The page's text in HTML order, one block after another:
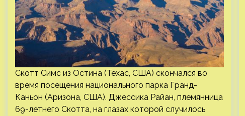
Скотт Симс из Остина (Техас, США) скончался во
время посещения национального парка Гранд-
Каньон (Аризона, США). Джессика Райан, племянница
69-летнего Скотта, на глазах которой случилось